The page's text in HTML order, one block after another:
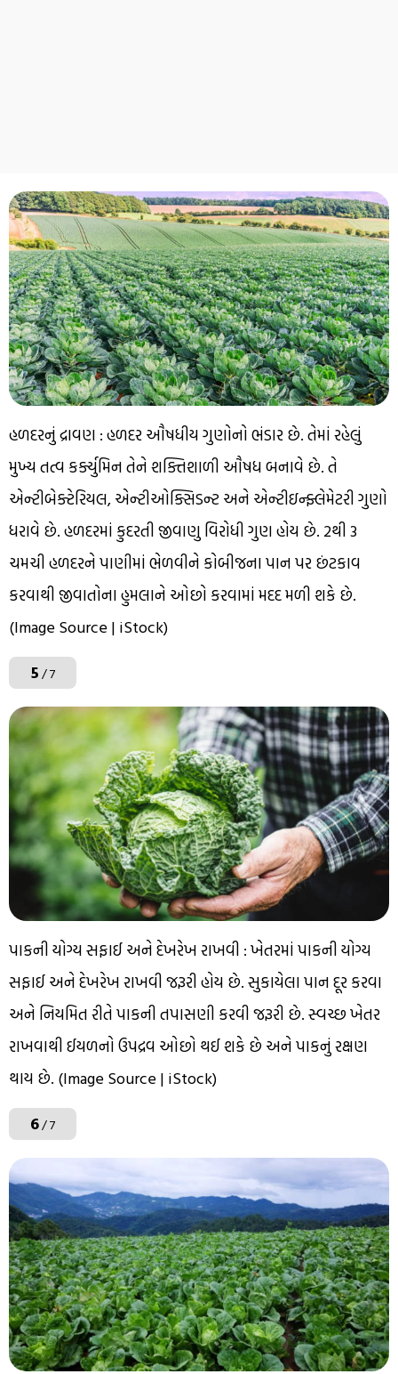
હળદરનું દ્રાવણ : હળદર ઔષધીય ગુણોનો ભંડાર છે. તેમાં રહેલું
મુખ્ય તત્વ કર્ક્યુમિન તેને શક્તિશાળી ઔષધ બનાવે છે. તે
એન્ટીબેક્ટેરિયલ, એન્ટીઓક્સિડન્ટ અને એન્ટીઇન્ફ્લેમેટરી ગુણો
ધરાવે છે. હળદરમાં કુદરતી જીવાણુ વિરોધી ગુણ હોય છે. 2થી 3
ચમચી હળદરને પાણીમાં ભેળવીને કોબીજના પાન પર છંટકાવ
કરવાથી જીવાતોના હુમલાને ઓછો કરવામાં મદદ મળી શકે છે.
(Image Source | iStock)
5/ 7
પાકની યોગ્ય સફાઈ અને દેખરેખ રાખવી : ખેતરમાં પાકની યોગ્ય
સફાઈ અને દેખરેખ રાખવી જરૂરી હોય છે. સુકાયેલા પાન દૂર કરવા
અને નિયમિત રીતે પાકની તપાસણી કરવી જરૂરી છે. સ્વચ્છ ખેતર
રાખવાથી ઈયળનો ઉપદ્રવ ઓછો થઈ શકે છે અને પાકનું રક્ષણ
થાય છે. (Image Source | iStock)
6/ 7